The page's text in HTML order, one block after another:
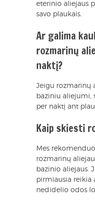
eterinio aliejaus
savo plaukais.
Ar galima
rozmarinų
naktį?
Jeigu rozmarinų
baziniu aliejumi,
per naktį ant
Kaip skiesti
Mes
rozmarinų
bazinio aliejaus.
pirmiausia reikia
nedidelio odos